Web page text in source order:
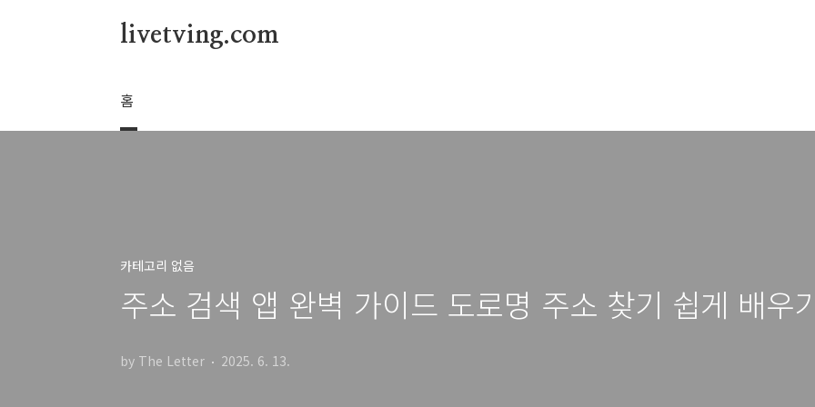
livetving.com
홈
카테고리 없음
주소 검색 앱 완벽 가이드 도로명 주소 찾기 쉽게 배우
by The Letter 2025. 6. 13.